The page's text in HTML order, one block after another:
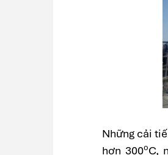
Những cải
hơn 300oC,